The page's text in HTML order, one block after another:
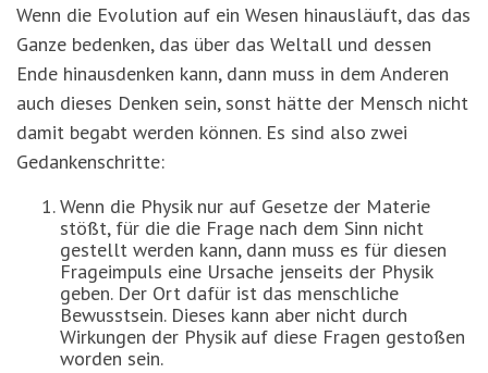
Wenn die Evolution auf ein Wesen hinausläuft, das das
Ganze bedenken, das über das Weltall und dessen
Ende hinausdenken kann, dann muss in dem Anderen
auch dieses Denken sein, sonst hätte der Mensch nicht
damit begabt werden können. Es sind also zwei
Gedankenschritte:
Wenn die Physik nur auf Gesetze der Materie
stößt, für die die Frage nach dem Sinn nicht
gestellt werden kann, dann muss es für diesen
Frageimpuls eine Ursache jenseits der Physik
geben. Der Ort dafür ist das menschliche
Bewusstsein. Dieses kann aber nicht durch
Wirkungen der Physik auf diese Fragen gestoßen
worden sein.